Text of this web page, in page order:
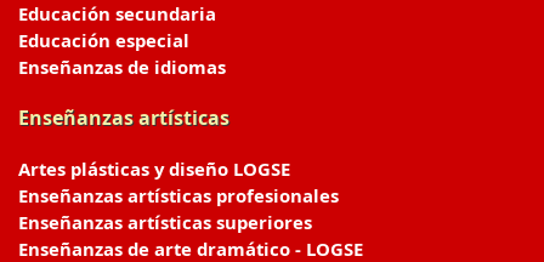
Educación secundaria
Educación especial
Enseñanzas de idiomas
Enseñanzas artísticas
Artes plásticas y diseño LOGSE
Enseñanzas artísticas profesionales
Enseñanzas artísticas superiores
Enseñanzas de arte dramático - LOGSE